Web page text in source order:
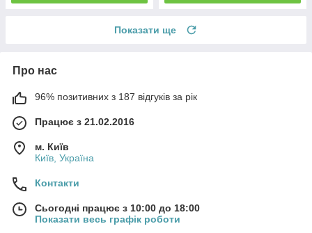
Показати ще
Про нас
96% позитивних з 187 відгуків за рік
Працює з 21.02.2016
м. Київ
Київ, Україна
Контакти
Сьогодні працює з 10:00 до 18:00
Показати весь графік роботи